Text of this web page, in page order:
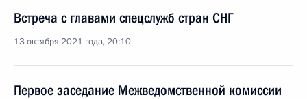
Встреча с главами спецслужб стран СНГ
13 октября 2021 года, 20:10
Первое заседание Межведомственной комиссии